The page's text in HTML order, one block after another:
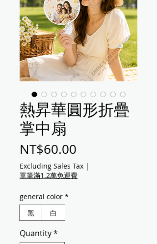
熱昇華圓形折疊
掌中扇
NT$60.00
Excluding Sales Tax |
單筆滿1.2萬免運費
general color *
黑
白
Quantity*